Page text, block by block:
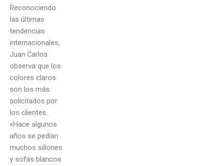
Reconociendo
las últimas
tendencias
internacionales,
Juan Carlos
observa que los
colores claros
son los más
solicitados por
los clientes.
«Hace algunos
años se pedían
muchos sillones
y sofás blancos